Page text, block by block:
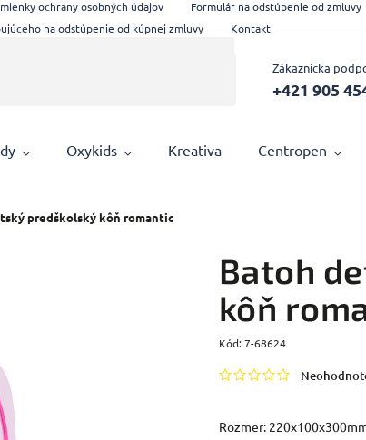
ochrany osobných údajov
Formulár na odstúpenie od zmluvy
na odstúpenie od kúpnej zmluvy
Kontakt
Zákaznícka
+421 905
Oxykids Kreativa Centropen
predškolský kôň romantic
Batoh
kôň
Kód:7-68624
Rozmer: